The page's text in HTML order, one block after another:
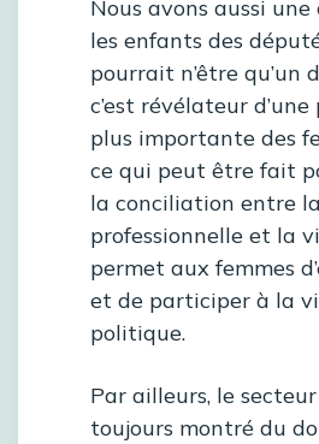
Nous avons aussi
les enfants des
pourrait n’être qu’un
c’est révélateur d’une
plus importante des
ce qui peut être fait
la conciliation entre
professionnelle et la
permet aux femmes
et de participer à la
politique.
Par ailleurs, le
toujours montré du